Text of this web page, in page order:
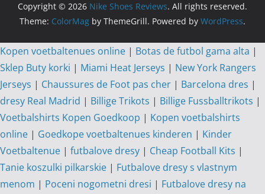
Copyright © 2026 Nike Shoes Reviews. All rights reserved.
Theme: ColorMag by ThemeGrill. Powered by WordPress.
Kopen voetbaltenues online | Botas de futbol gama alta |
Sklep Buty korki | Miami Heat Jerseys | New York Rangers
Jerseys | Chaussures de Foot pas cher | Barcelona dres |
dresy Real Madrid | Billige Trikots | Billige Fussballtrikots |
Voetbalshirts Kopen Goedkoop | Kopen voetbalshirts
online | Goedkope voetbaltenues kinderen | Kinder
Voetbaltenue | futbalove dresy | Cheap Football Kits |
Tanie koszulki pilkarskie | Futbalove dresy s vlastnym
menom | Poceni nogometni dresi | Futbalove dresy na